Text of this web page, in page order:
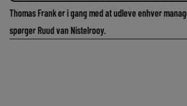
Thomas Frank er i gang med at udleve enhver
spørger Ruud van Nistelrooy.